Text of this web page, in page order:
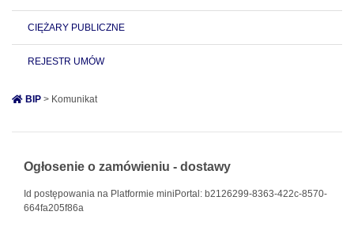
CIĘŻARY PUBLICZNE
REJESTR UMÓW
BIP > Komunikat
Ogłosenie o zamówieniu - dostawy
Id postępowania na Platformie miniPortal: b2126299-8363-422c-8570-
664fa205f86a